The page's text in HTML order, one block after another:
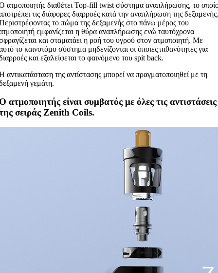
ατμοποιητής διαθέτει Top-fill twist σύστημα αναπλήρωσης, το
τις διάφορες διαρροές κατά την αναπλήρωση της δεξαμενής.
το πώμα της δεξαμενής στο πάνω μέρος του
εμφανίζεται η θύρα αναπλήρωσης ενώ ταυτόχρονα
και σταματάει η ροή του υγρού στον ατμοποιητή. Με
το καινοτόμο σύστημα μηδενίζονται οι όποιες πιθανότητες για
και εξαλείφεται το φαινόμενο του spit back.
αντικατάσταση της αντίστασης μπορεί να πραγματοποιηθεί με τη
γεμάτη.
ατμοποιητής είναι συμβατός με όλες τις αντιστάσεις
σειράς Zenith Coils.